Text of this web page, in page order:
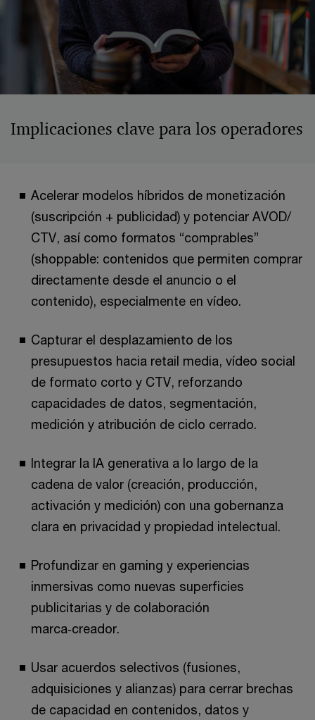
Implicaciones clave para los operadores
Acelerar modelos híbridos de monetización
(suscripción + publicidad) y potenciar AVOD/
CTV, así como formatos “comprables”
(shoppable: contenidos que permiten comprar
directamente desde el anuncio o el
contenido), especialmente en vídeo.
Capturar el desplazamiento de los
presupuestos hacia retail media, vídeo social
de formato corto y CTV, reforzando
capacidades de datos, segmentación,
medición y atribución de ciclo cerrado.
Integrar la IA generativa a lo largo de la
cadena de valor (creación, producción,
activación y medición) con una gobernanza
clara en privacidad y propiedad intelectual.
Profundizar en gaming y experiencias
inmersivas como nuevas superficies
publicitarias y de colaboración
marca‑creador.
Usar acuerdos selectivos (fusiones,
adquisiciones y alianzas) para cerrar brechas
de capacidad en contenidos, datos y